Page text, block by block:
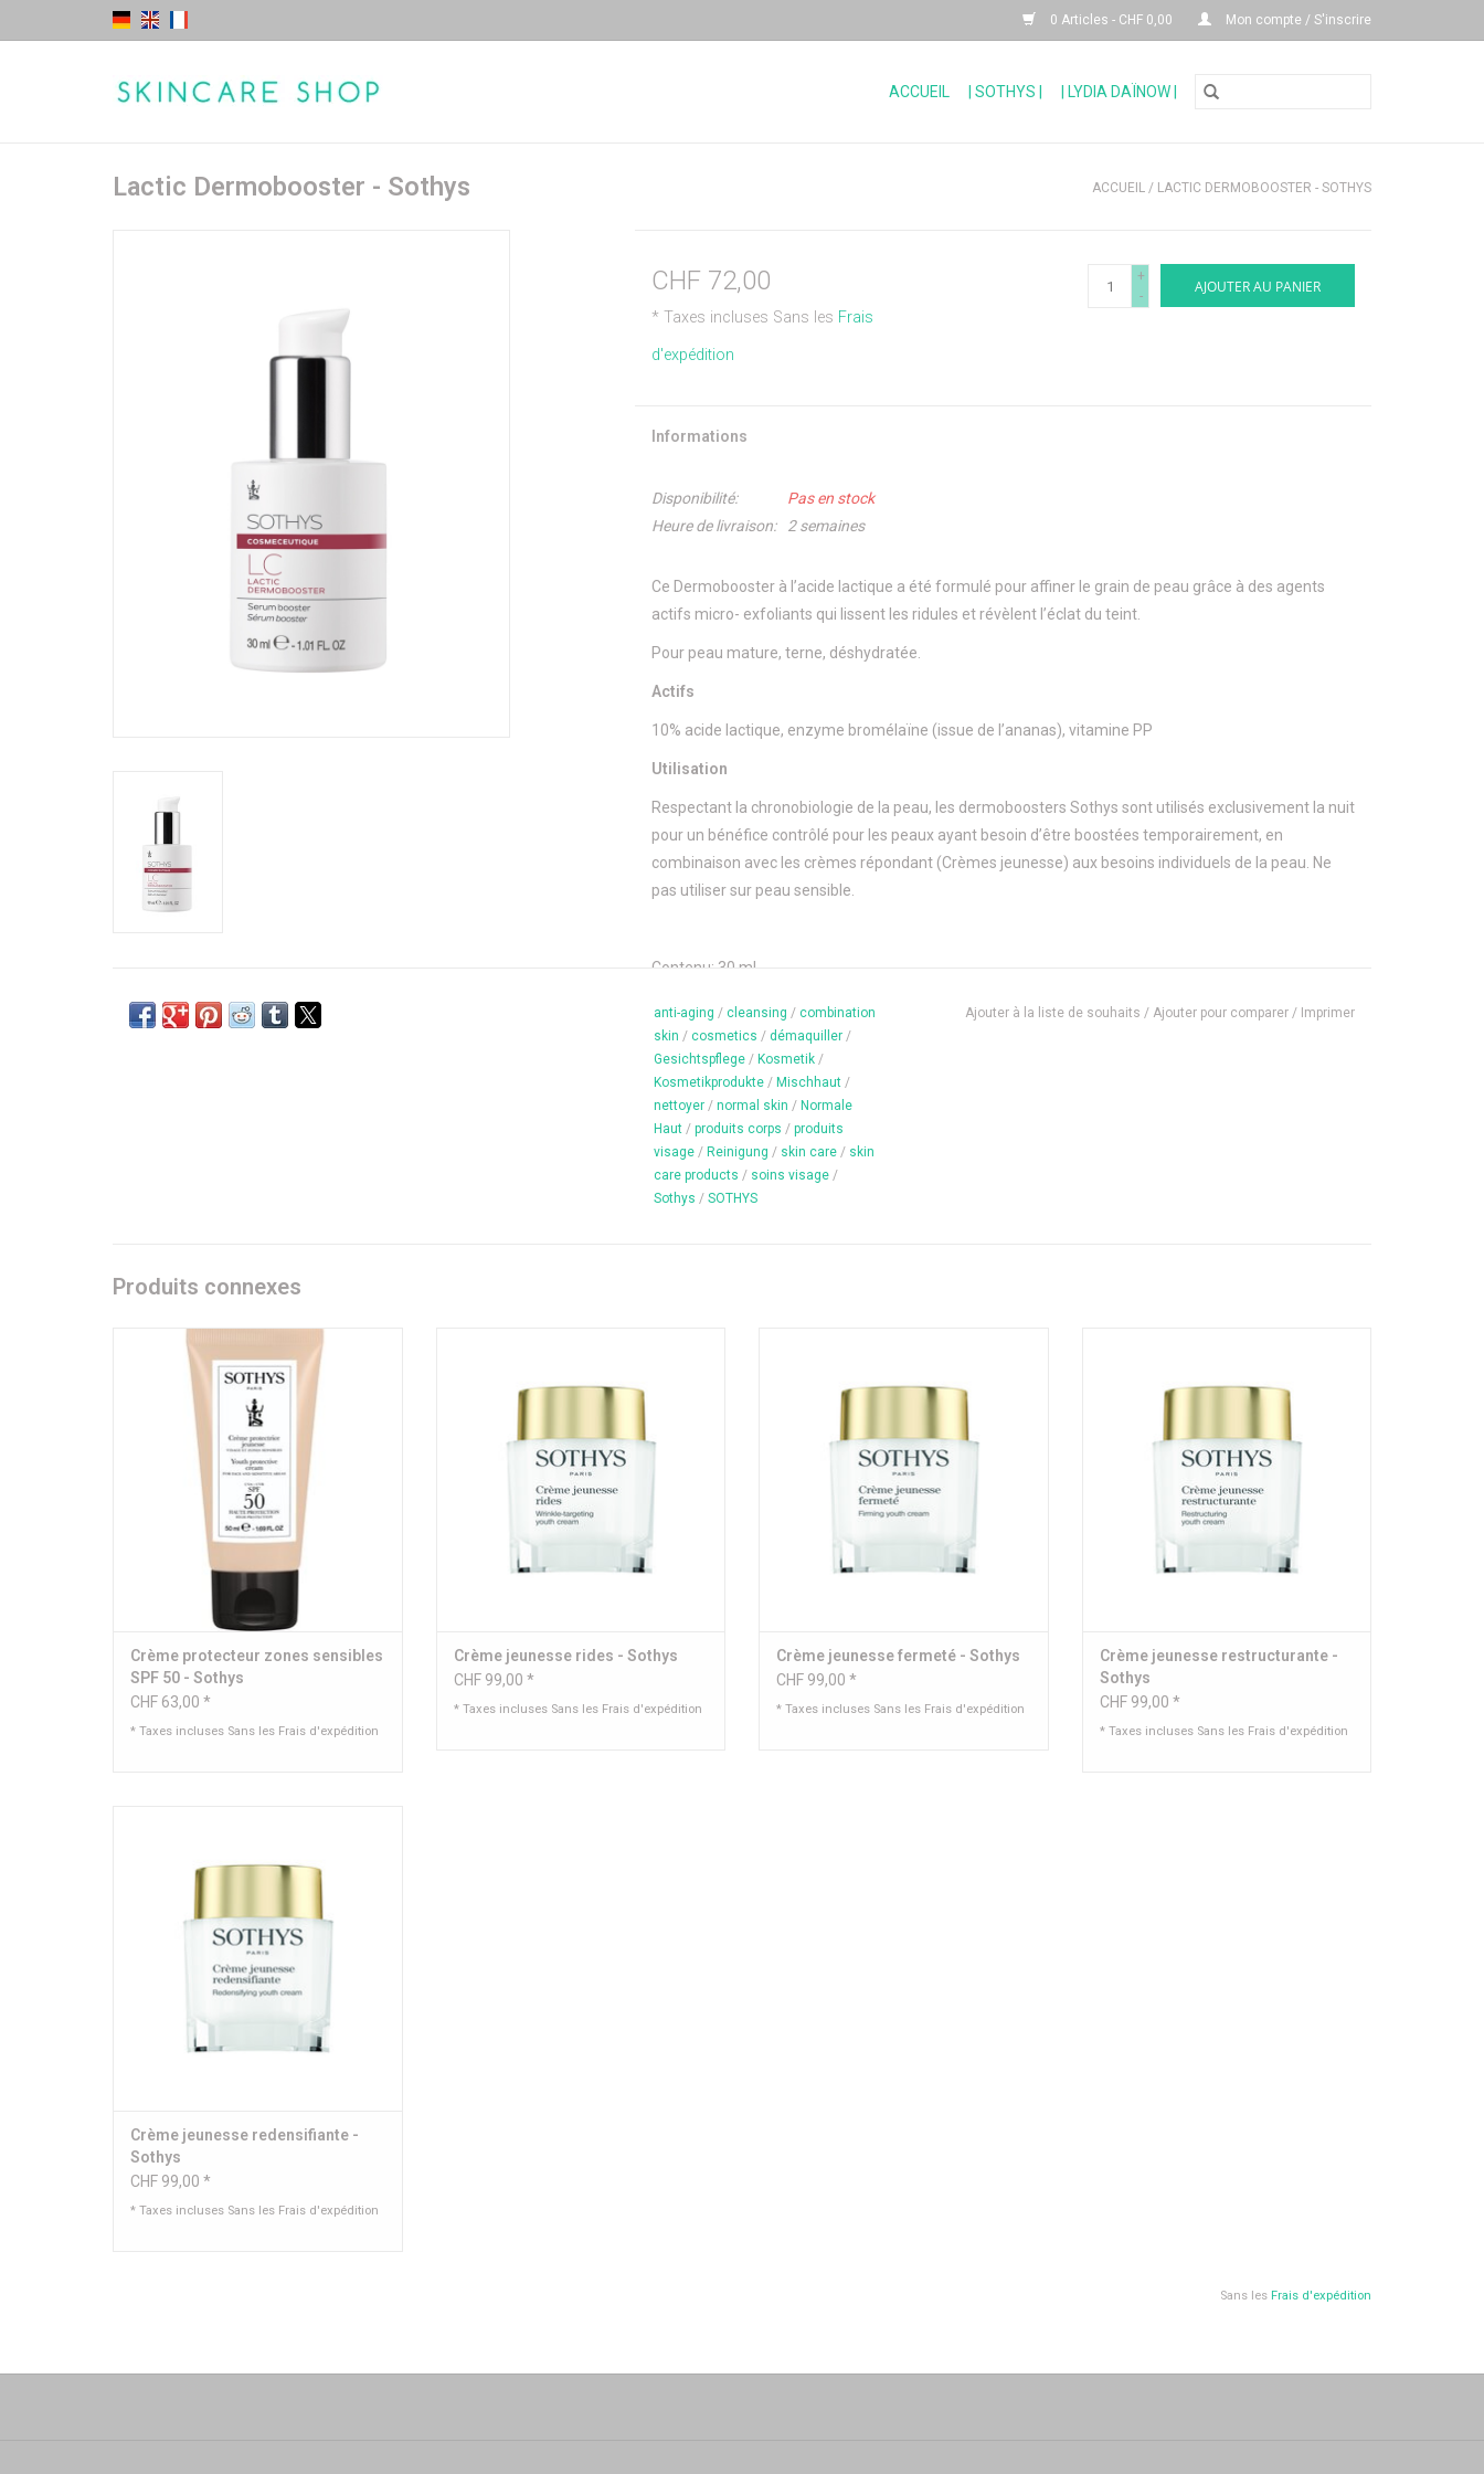
0 Articles - CHF 0,00 Mon compte / S'inscrire
ACCUEIL | SOTHYS | | LYDIA DAÏNOW |
Lactic Dermobooster - Sothys ACCUEIL / LACTIC DERMOBOOSTER - SOTHYS
CHF 72,00
* Taxes incluses Sans les Frais
d'expédition
+
-
AJOUTER AU PANIER
Informations
Disponibilité:
Pas en stock
Heure de livraison:
2 semaines
Ce Dermobooster à l’acide lactique a été formulé pour affiner le grain de peau grâce à des agents
actifs micro- exfoliants qui lissent les ridules et révèlent l’éclat du teint.
Pour peau mature, terne, déshydratée.
Actifs
10% acide lactique, enzyme bromélaïne (issue de l’ananas), vitamine PP
Utilisation
Respectant la chronobiologie de la peau, les dermoboosters Sothys sont utilisés exclusivement la nuit
pour un bénéfice contrôlé pour les peaux ayant besoin d’être boostées temporairement, en
combinaison avec les crèmes répondant (Crèmes jeunesse) aux besoins individuels de la peau. Ne
pas utiliser sur peau sensible.
Contenu: 30 ml
anti-aging / cleansing / combination
skin / cosmetics / démaquiller /
Gesichtspflege / Kosmetik /
Kosmetikprodukte / Mischhaut /
nettoyer / normal skin / Normale
Haut / produits corps / produits
visage / Reinigung / skin care / skin
care products / soins visage /
Sothys / SOTHYS
Ajouter à la liste de souhaits / Ajouter pour comparer / Imprimer
Produits connexes
visage
50 ml
AJOUTER AU PANIER
Crème protecteur zones sensibles
SPF 50 - Sothys
CHF 63,00 *
* Taxes incluses Sans les Frais d'expédition
AJOUTER AU PANIER
Crème jeunesse rides - Sothys
CHF 99,00 *
* Taxes incluses Sans les Frais d'expédition
AJOUTER AU PANIER
Crème je­unesse fer­meté - Sothys
CHF 99,00 *
* Taxes incluses Sans les Frais d'expédition
AJOUTER AU PANIER
Crème jeunesse restructurante -
Sothys
CHF 99,00 *
* Taxes incluses Sans les Frais d'expédition
AJOUTER AU PANIER
Crème jeunesse redensifiante -
Sothys
CHF 99,00 *
* Taxes incluses Sans les Frais d'expédition
Sans les Frais d'expédition